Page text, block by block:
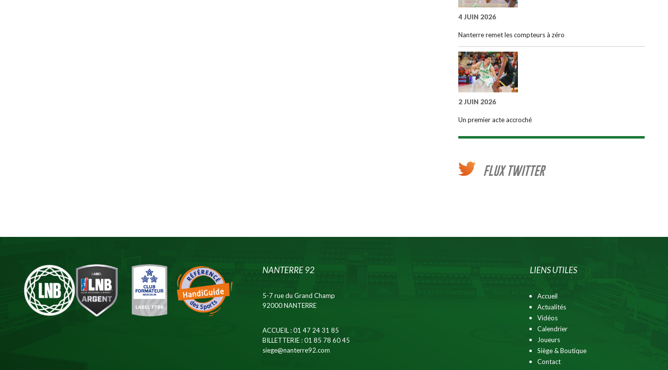
4 JUIN 2026
Nanterre remet les compteurs à zéro
2 JUIN 2026
Un premier acte accroché
FLUX TWITTER
NANTERRE 92
5-7 rue du Grand Champ
92000 NANTERRE
ACCUEIL : 01 47 24 31 85
BILLETTERIE : 01 85 78 60 45
siege@nanterre92.com
LIENS UTILES
Accueil
Actualités
Vidéos
Calendrier
Joueurs
Siège & Boutique
Contact